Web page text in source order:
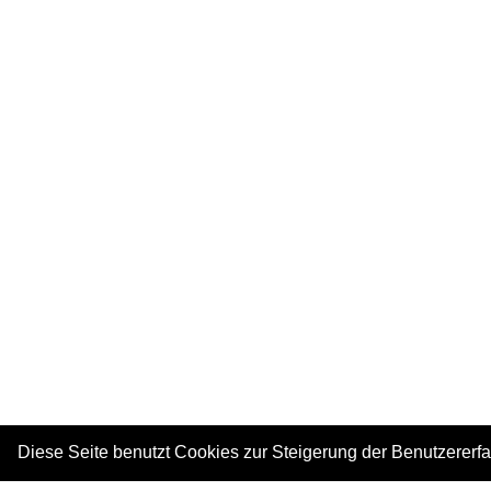
Diese Seite benutzt Cookies zur Steigerung der